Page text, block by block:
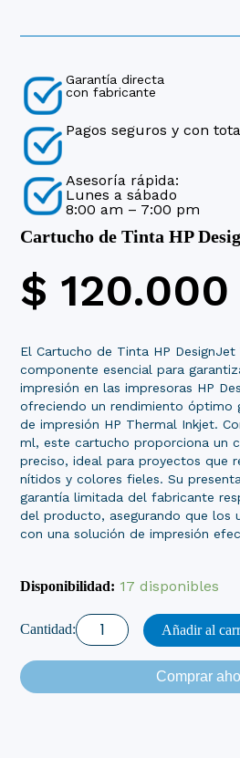
Garantía directa
con fabricante
Pagos seguros y con
Asesoría rápida:
Lunes a sábado
8:00 am – 7:00 pm
Cartucho de Tinta HP
$ 120.000
El Cartucho de Tinta HP DesignJet
componente esencial para
impresión en las impresoras HP
ofreciendo un rendimiento óptimo
de impresión HP Thermal Inkjet.
ml, este cartucho proporciona un
preciso, ideal para proyectos que
nítidos y colores fieles. Su
garantía limitada del fabricante
del producto, asegurando que los
con una solución de impresión
Disponibilidad: 17 disponibles
de
Tinta
DesignJet
Cyan
cantidad
Añadir al
Comprar